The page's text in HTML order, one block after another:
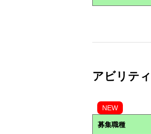
アビリテ
NEW
募集職種